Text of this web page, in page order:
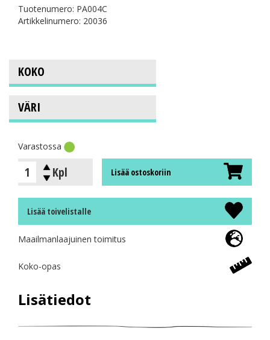
Tuotenumero: PA004C
Artikkelinumero: 20036
Varastossa
Kpl Lisää ostoskoriin
Lisää toivelistalle
Maailmanlaajuinen toimitus
Koko-opas
Lisätiedot